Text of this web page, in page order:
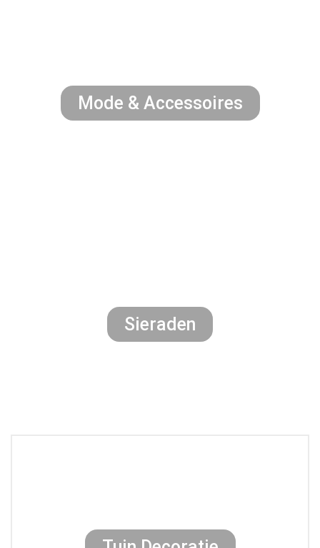
Mode & Accessoires
Sieraden